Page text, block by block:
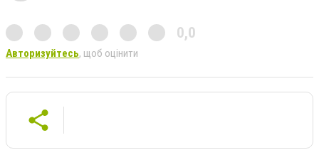
0,0
Авторизуйтесь, щоб оцінити